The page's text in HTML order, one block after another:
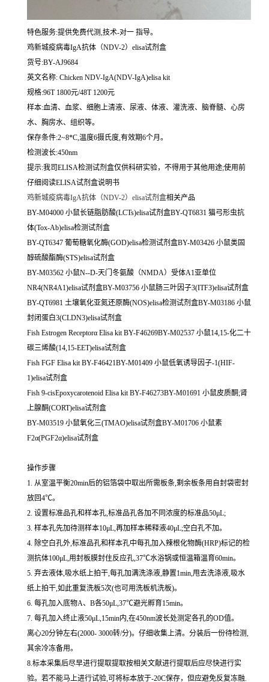
特色服务:提供免费代测,技术-对一 指导。
鸡新城疫病毒IgA抗体（NDV-2）elisa试剂盒
货号:BY-AJ9684
英文名称: Chicken NDV-IgA(NDV-IgA)elisa kit
规格:96T 1800元/48T 1200元
样本:血清、血浆、细胞上清液、尿液、体液、灌洗液、脑脊髓、心房
水、胸房水、组织等。
保存条件:2~8*C,温度6摄氏度,有效期6个月。
检测波长:450nm
提示:我司ELISA检测试剂盒仅供科研实验，不得用于其他用途;使用前
仔细阅读ELISA试剂盒说明书
鸡新城疫病毒IgA抗体（NDV-2）elisa试剂盒相关产品
BY-M04000 小鼠长链脂肪酸(LCTs)elisa试剂盒BY-QT6831 猫弓形虫抗
体(Tox-Ab)elisa检测试剂盒
BY-QT6347 葡萄糖氧化酶(GOD)elisa检测试剂盒BY-M03426 小鼠类固
醇硫酸酯酶(STS)elisa试剂盒
BY-M03562 小鼠N--D-天门冬氨酸（NMDA）受体A1亚单位
NR4(NR4A1)elisa试剂盒BY-M03756 小鼠肠三叶因子3(ITF3)elisa试剂盒
BY-QT6981 土壤氧化亚氮还原酶(NOS)elisa检测试剂盒BY-M03186 小鼠
封闭蛋白3(CLDN3)elisa试剂盒
Fish Estrogen Receptorα Elisa kit BY-F46269BY-M02537 小鼠14,15-化二十
碳三烯酸(14,15-EET)elisa试剂盒
Fish FGF Elisa kit BY-F46421BY-M01409 小鼠低氧诱导因子-1(HIF-
1)elisa试剂盒
Fish 9-cisEpoxycarotenoid Elisa kit BY-F46273BY-M01691 小鼠皮质酮;肾
上腺酮(CORT)elisa试剂盒
BY-M03519 小鼠氧化三(TMAO)elisa试剂盒BY-M01706 小鼠素
F2α(PGF2α)elisa试剂盒
操作步骤
1. 从室温平衡20min后的铝箔袋中取出所需板条,剩余板条用自封袋密封
放回4℃。
2. 设置标准品孔和样本孔,标准品孔各加不同浓度的标准品50μL;
3. 样本孔先加待测样本10μL,再加样本稀释液40μL;空白孔不加。
4. 除空白孔外,标准品孔和样本孔中每孔加入辣根化物酶(HRP)标记的检
测抗体100μL,用封板膜封住反应孔,37℃水浴锅或恒温箱温育60min。
5. 弃去液体,吸水纸上拍干,每孔加满洗涤液,静置1min,甩去洗涤液,吸水
纸上拍干,如此重复洗板5次(也可用洗板机洗板)。
6. 每孔加入底物A、B各50μL,37℃避光孵育15min。
7. 每孔加入终止液50μL,15min内,在450nm波长处测定各孔的OD值。
离心20分钟左右(2000- 3000转/分)。仔细收集上清。分装后一份待检测,
其余冷冻备用。
8.标本采集后尽早进行提取提取按相关文献进行提取后应尽快进行实
验。若不能马上进行试验,可将标本放于-20C保存，但应避免反复冻融.